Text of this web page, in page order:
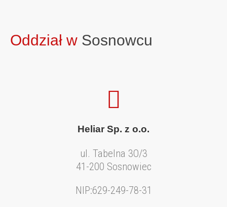
Oddział w Sosnowcu
Heliar Sp. z o.o.
ul. Tabelna 3O/3
41-200 Sosnowiec
NIP:629-249-78-31